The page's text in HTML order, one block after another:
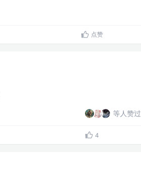
点赞
等人赞过
4